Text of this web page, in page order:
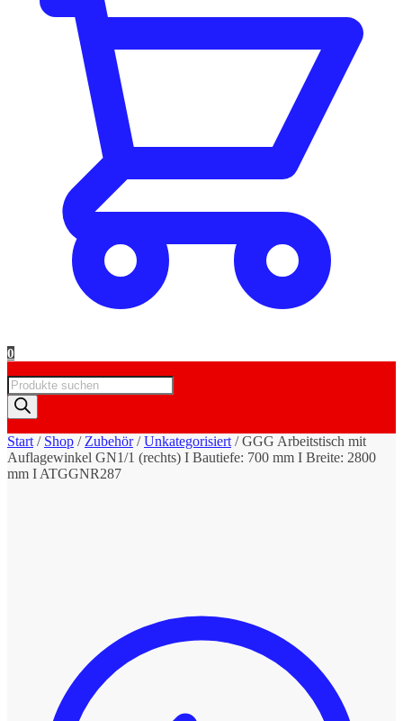
0
Products
search
Start / Shop / Zubehör/Unkategorisiert /GGG Arbeitstisch mit
Auflagewinkel GN1/1 (rechts) I Bautiefe: 700 mm I Breite: 2800
mm I ATGGNR287